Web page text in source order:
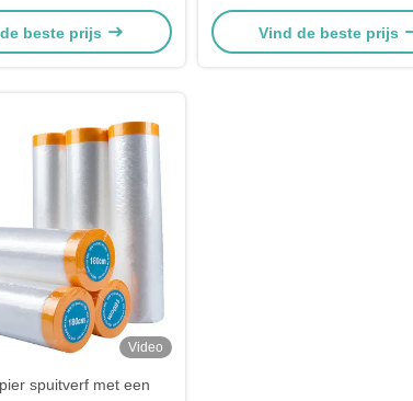
meubelbedekking
beste prijs
auto's Transparante
Vind de beste prijs
Video
spuitverf met een